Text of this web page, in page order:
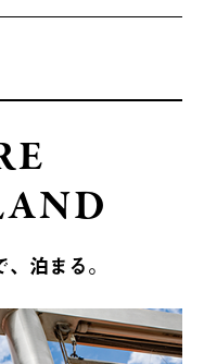
泊まる。